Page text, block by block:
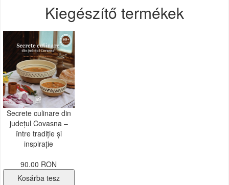
Kiegészítő termékek
Secrete culinare din
județul Covasna –
între tradiție și
inspirație
90.00 RON
Kosárba tesz